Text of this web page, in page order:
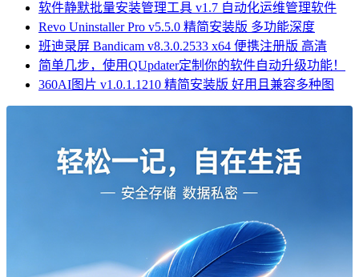
软件静默批量安装管理工具 v1.7 自动化运维管理软件
Revo Uninstaller Pro v5.5.0 精简安装版 多功能深度
班迪录屏 Bandicam v8.3.0.2533 x64 便携注册版 高清
简单几步，使用QUpdater定制你的软件自动升级功能！
360AI图片 v1.0.1.1210 精简安装版 好用且兼容多种图